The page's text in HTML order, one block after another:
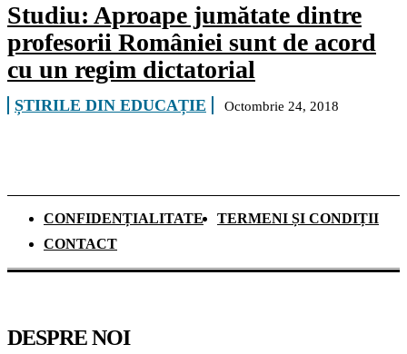
Studiu: Aproape jumătate dintre
profesorii României sunt de acord
cu un regim dictatorial
ȘTIRILE DIN EDUCAȚIE Octombrie 24, 2018
CONFIDENȚIALITATE
TERMENI ȘI CONDIȚII
CONTACT
DESPRE NOI